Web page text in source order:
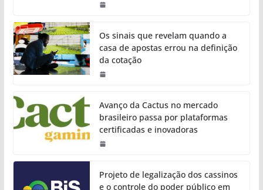
Os sinais que revelam quando a
casa de apostas errou na definição
da cotação
Avanço da Cactus no mercado
brasileiro passa por plataformas
certificadas e inovadoras
Projeto de legalização dos cassinos
e o controle do poder público em